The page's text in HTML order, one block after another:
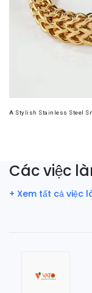
A Stylish Stainless Steel
Các việc
+ Xem tất cả việc